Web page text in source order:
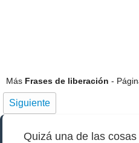
Más Frases de liberación -
Siguiente
Quizá una de las